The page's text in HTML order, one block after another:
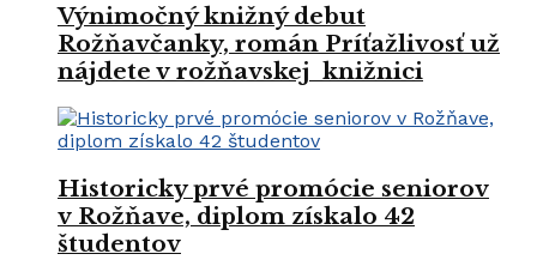
Výnimočný knižný debut
Rožňavčanky, román Príťažlivosť už
nájdete v rožňavskej knižnici
Historicky prvé promócie seniorov
v Rožňave, diplom získalo 42
študentov